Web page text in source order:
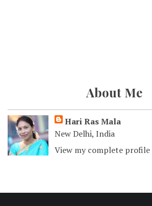
About Me
Hari Ras Mala
New Delhi, India
View my complete profile